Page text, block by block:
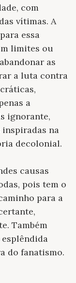
com
vítimas. A
essa
limites ou
as
a luta contra
a
ignorante,
inspiradas na
decolonial.
causas
pois tem o
para a
Também
do fanatismo.